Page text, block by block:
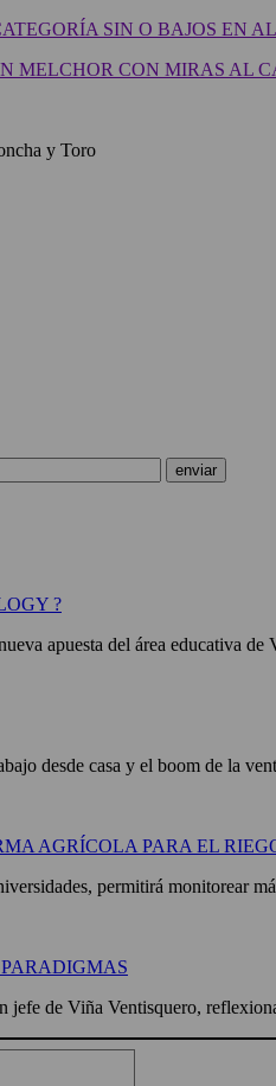
SIN O BAJOS EN
MELCHOR CON MIRAS AL
y Toro
?
apuesta del área educativa de
desde casa y el boom de la
AGRÍCOLA PARA EL
permitirá monitorear
jefe de Viña Ventisquero,